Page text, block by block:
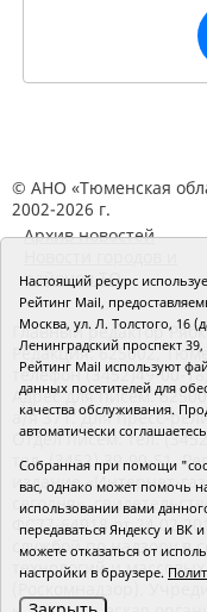
© АНО «Тюменская
2002-2026 г.
Архив новостей
районов ТО
Главный редактор
Редакция: 625002,
телефон (3452)49-00-
Адрес для писем:
а/я 371. Для пресс-
Отдел писем: тел.
тел. (3452) 39-90-51.
издание «Интернет-
сегодня»,
ФС77-64918 от
службой по надзору
технологий и
(Роскомнадзор).
Настоящий ресурс
Рейтинг Mail,
Москва, ул. Л. Толстого, 16
Ленинградский проспект
Рейтинг Mail используют
данных посетителей для
качества обслуживания.
автоматически
Собранная при помощи
вас, однако может помочь
использовании вами
передаваться Яндексу и ВК
можете отказаться от
настройки в браузере.